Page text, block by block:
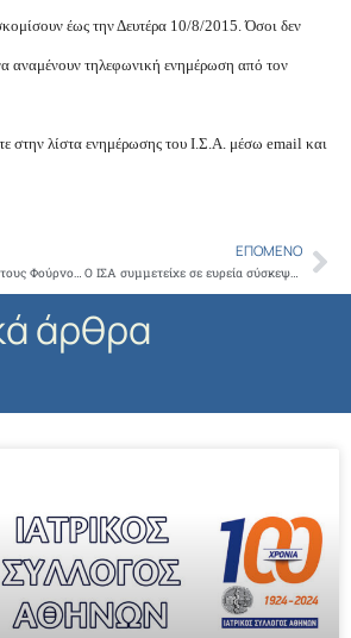
έως την Δευτέρα 10/8/2015. Όσοι δεν
αναμένουν τηλεφωνική ενημέρωση από τον
στην λίστα ενημέρωσης του Ι.Σ.Α. μέσω email και
Ανάγκες για φάρμακα στους Φούρνους, στα Αντικύθηρα, στην Ύδρα, στο Άγιο Όρος
ΕΠΌΜΕΝΟ
Ο ΙΣΑ συμμετείχε σε ευρεία σύσκεψη στο υπουργείο Υγείας για την ιατρική εκπαίδευση
άρθρα